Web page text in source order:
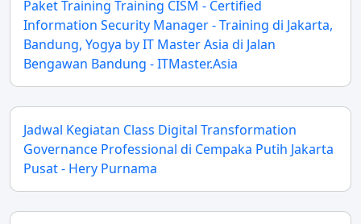
Paket Training Training CISM - Certified
Information Security Manager - Training di Jakarta,
Bandung, Yogya by IT Master Asia di Jalan
Bengawan Bandung - ITMaster.Asia
Jadwal Kegiatan Class Digital Transformation
Governance Professional di Cempaka Putih Jakarta
Pusat - Hery Purnama